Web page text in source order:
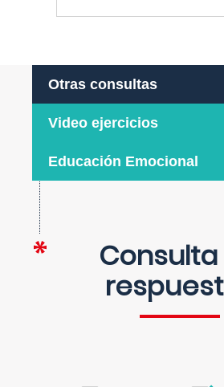
Otras consultas
Video ejercicios
Educación Emocional
Consulta